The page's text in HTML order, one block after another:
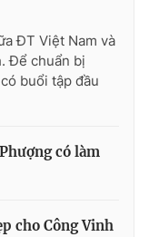
ĐT Việt Nam và
Để chuẩn bị
buổi tập đầu
có làm
cho Công Vinh